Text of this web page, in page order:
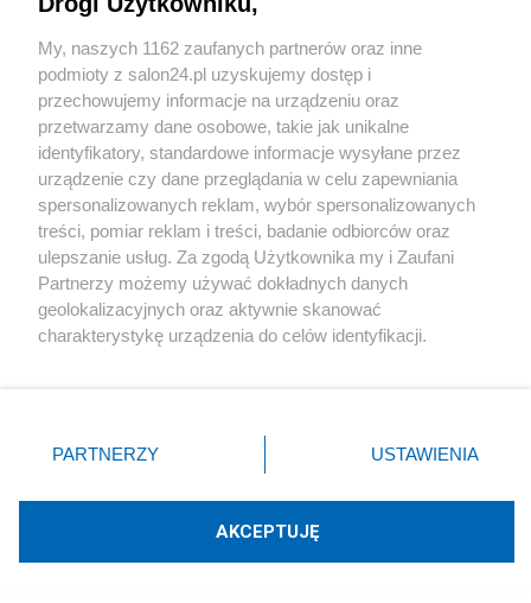
Technologie
Sport
Społeczeństwo
Kultura
X Facebook Instagram
Praca
My, naszych 1162 zaufanych partnerów oraz inne
podmioty z salon24.pl uzyskujemy dostęp i
przechowujemy informacje na urządzeniu oraz
przetwarzamy dane osobowe, takie jak unikalne
identyfikatory, standardowe informacje wysyłane przez
urządzenie czy dane przeglądania w celu zapewniania
spersonalizowanych reklam, wybór spersonalizowanych
treści, pomiar reklam i treści, badanie odbiorców oraz
ulepszanie usług. Za zgodą Użytkownika my i Zaufani
Partnerzy możemy używać dokładnych danych
geolokalizacyjnych oraz aktywnie skanować
charakterystykę urządzenia do celów identyfikacji.
zmienić/wycofać klikając przycisk ustawień prywatności
znajdujący się w lewym dolnym rogu strony
rodzaje przetwarzania danych nie wymagają zgody
użytkownika, ale masz prawo sprzeciwić się takiemu
PARTNERZY USTAWIENIA
AKCEPTUJĘ